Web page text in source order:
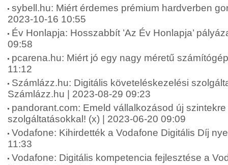
sybell.hu: Miért érdemes prémium hardverben
2023-10-16 10:55
Év Honlapja: Hosszabbít ’Az Év Honlapja’
09:58
pcarena.hu: Miért jó egy nagy méretű
11:12
Számlázz.hu: Digitális követeléskezelési
Számlázz.hu | 2023-08-29 09:23
pandorant.com: Emeld vállalkozásod új
szolgáltatásokkal! (x) | 2023-06-20 09:09
Vodafone: Kihirdették a Vodafone Digitális Díj
11:33
Vodafone: Digitális kompetencia fejlesztése a